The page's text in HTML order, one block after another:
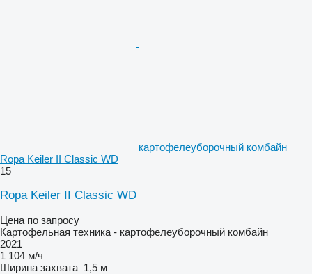
картофелеуборочный комбайн
Ropa Keiler II Classic WD
15
Ropa Keiler II Classic WD
Цена по запросу
Картофельная техника - картофелеуборочный комбайн
2021
1 104 м/ч
Ширина захвата 1,5 м